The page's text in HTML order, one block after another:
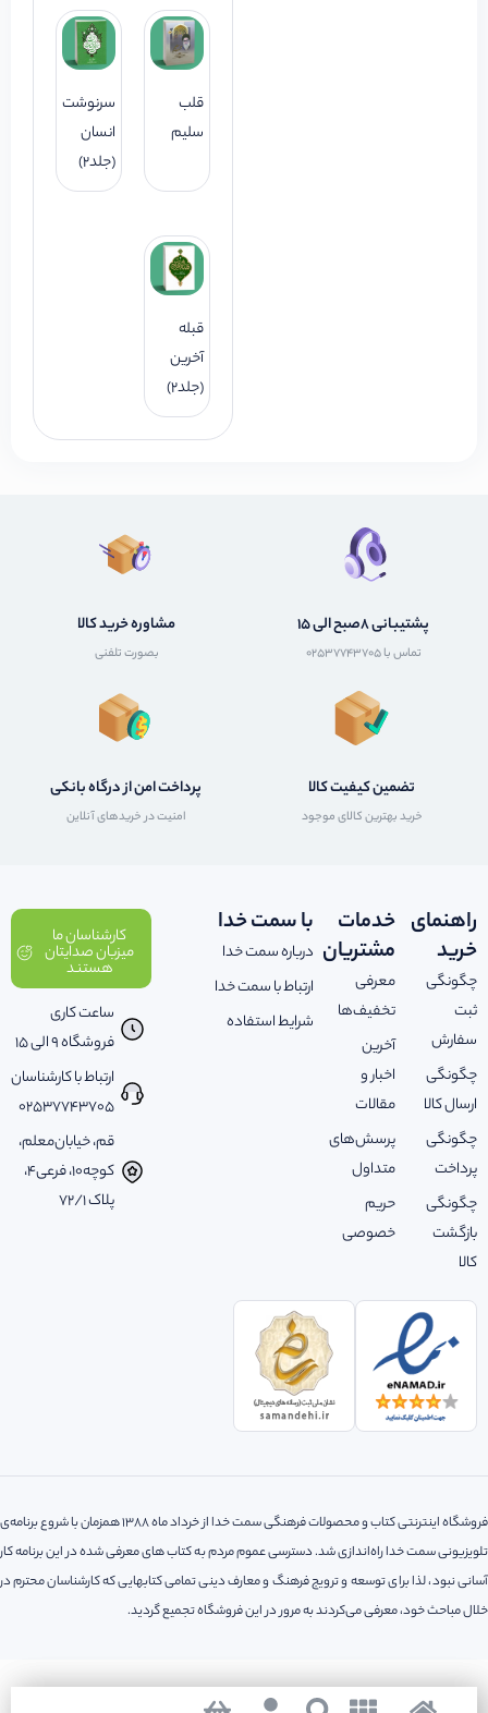
قلب
سلیم
سرنوشت
انسان
(جلد2)
قبله
آخرین
(جلد2)
پشتیبانی 8صبح الی 15
تماس با 02537743705
مشاوره خرید کالا
بصورت تلفنی
تضمین کیفیت کالا
خرید بهترین کالای موجود
پرداخت امن از درگاه بانکی
امنیت در خریدهای آنلاین
راهنمای
خرید
چگونگی
ثبت
سفارش
چگونگی
ارسال کالا
چگونگی
پرداخت
چگونگی
بازگشت
کالا
خدمات
مشتریان
معرفی
تخفیف‌ها
آخرین
اخبار و
مقالات
پرسش‌های
متداول
حریم
خصوصی
با سمت خدا
درباره سمت خدا
ارتباط با سمت خدا
شرایط استفاده
کارشناسان ما
میزبان صدایتان
هستند
ساعت کاری
فروشگاه 9 الی 15
ارتباط با کارشناسان
02537743705
قم، خیابان‌معلم،
کوچه‌10، فرعی‌4،
پلاک ‌72/1
فروشگاه اینترنتی کتاب و محصولات فرهنگی سمت خدا از خرداد ماه 1388 همزمان با شروع برنامه‌ی
تلویزیونی سمت خدا راه‌اندازی شد. دسترسی عموم مردم به کتاب های معرفی شده در این برنامه کار
آسانی نبود، لذا‌ برای توسعه و ترویج فرهنگ و معارف دینی تمامی کتابهایی که کارشناسان محترم در
خلال مباحث خود، معرفی می‌کردند به مرور در این فروشگاه تجمیع گردید.
کلیه حقوق مادی و معنوی این سایت متعلق به فروشگاه اینترنتی سمت خدا می باشد.